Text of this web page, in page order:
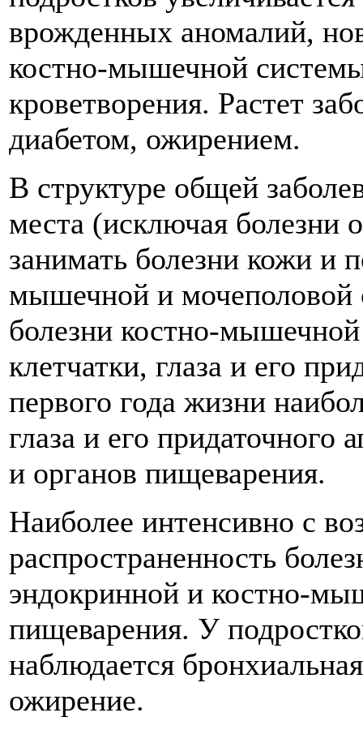
врожденных аномалий,
костно-мышечной
кроветворения. Растет
диабетом, ожирением.
В структуре общей
места (исключая болезни
занимать болезни кожи и
мышечной и мочеполовой
болезни костно-
клетчатки, глаза и его
первого года жизни
глаза и его придаточного
и органов пищеварения.
Наиболее интенсивно с
распространенность
эндокринной и костно-
пищеварения. У
наблюдается
ожирение.